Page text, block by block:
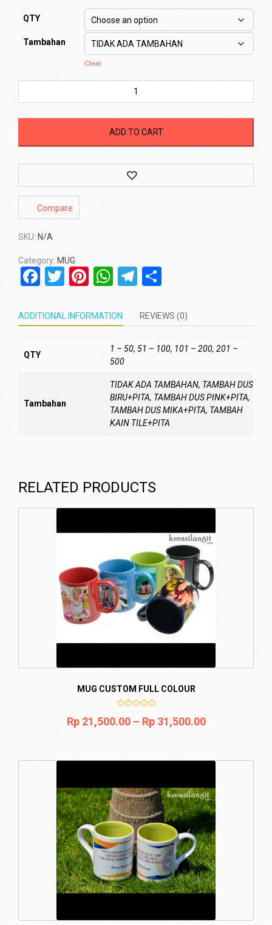
QTY
Tambahan
Clear
ADD TO CART
Wishlist
Compare
SKU: N/A
Category: MUG
Facebook
Twitter
Pinterest
WhatsApp
Telegram
ADDITIONAL INFORMATION REVIEWS (0)
QTY
1 – 50, 51 – 100, 101 – 200, 201 –
500
Tambahan
TIDAK ADA TAMBAHAN, TAMBAH DUS
BIRU+PITA, TAMBAH DUS PINK+PITA,
TAMBAH DUS MIKA+PITA, TAMBAH
KAIN TILE+PITA
RELATED PRODUCTS
MUG CUSTOM FULL COLOUR
Rp21,500.00 – Rp31,500.00